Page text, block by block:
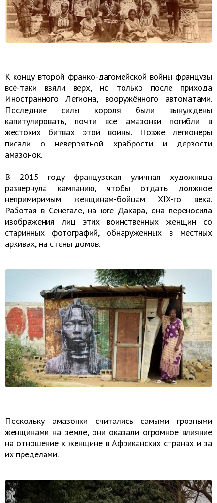
К концу второй франко-дагомейской войны французы
всё-таки взяли верх, но только после прихода
Иностранного Легиона, вооружённого автоматами.
Последние силы короля были вынуждены
капитулировать, почти все амазонки погибли в
жестоких битвах этой войны. Позже легионеры
писали о невероятной храбрости и дерзости
амазонок.
В 2015 году французская уличная художница
развернула кампанию, чтобы отдать должное
непримиримым женщинам-бойцам XIX-го века.
Работая в Сенегале, на юге Дакара, она переносила
изображения лиц этих воинственных женщин со
старинных фотографий, обнаруженных в местных
архивах, на стены домов.
Поскольку амазонки считались самыми грозными
женщинами на земле, они оказали огромное влияние
на отношение к женщине в Африканских странах и за
их пределами.